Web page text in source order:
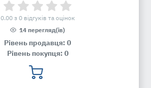
0.00 з 0 відгуків та оцінок
14 перегляд(ів)
Рівень продавця: 0
Рівень покупця: 0